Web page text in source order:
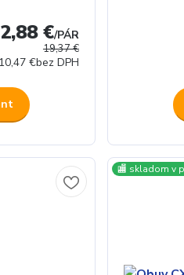
19,37 €
€/PÁR
10,47 €bez DPH
🏬 skladom v